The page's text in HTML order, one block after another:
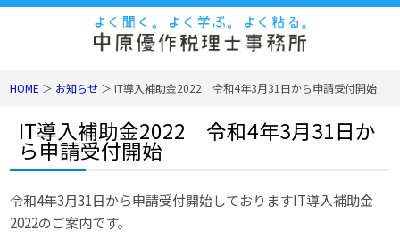
HOME ＞ お知らせ ＞IT導入補助金2022 令和4年3月31日から申請受付開始
IT導入補助金2022 令和4年3月31日か
ら申請受付開始
令和4年3月31日から申請受付開始しておりますIT導入補助金
2022のご案内です。